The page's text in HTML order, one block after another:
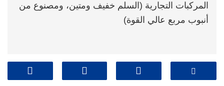
المركبات التجارية (السلم خفيف ومتين، ومصنوع من
أنبوب مربع عالي القوة)